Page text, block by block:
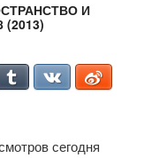
И
TumblrVKontakteWeibo
сегодня